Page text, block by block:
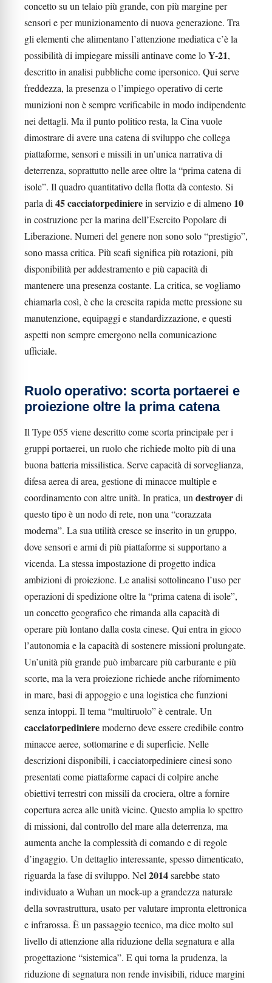
concetto su un telaio più grande, con più margine per
sensori e per munizionamento di nuova generazione. Tra
gli elementi che alimentano l’attenzione mediatica c’è la
possibilità di impiegare missili antinave come loY-21,
descritto in analisi pubbliche come ipersonico. Qui serve
freddezza, la presenza o l’impiego operativo di certe
munizioni non è sempre verificabile in modo indipendente
nei dettagli. Ma il punto politico resta, la Cina vuole
dimostrare di avere una catena di sviluppo che collega
piattaforme, sensori e missili in un’unica narrativa di
deterrenza, soprattutto nelle aree oltre la “prima catena di
isole”. Il quadro quantitativo della flotta dà contesto. Si
parla di 45 cacciatorpedinierein servizio e di almeno 10
in costruzione per la marina dell’Esercito Popolare di
Liberazione. Numeri del genere non sono solo “prestigio”,
sono massa critica. Più scafi significa più rotazioni, più
disponibilità per addestramento e più capacità di
mantenere una presenza costante. La critica, se vogliamo
chiamarla così, è che la crescita rapida mette pressione su
manutenzione, equipaggi e standardizzazione, e questi
aspetti non sempre emergono nella comunicazione
ufficiale.
Ruolo operativo: scorta portaerei e
proiezione oltre la prima catena
Il Type 055 viene descritto come scorta principale per i
gruppi portaerei, un ruolo che richiede molto più di una
buona batteria missilistica. Serve capacità di sorveglianza,
difesa aerea di area, gestione di minacce multiple e
coordinamento con altre unità. In pratica, un destroyerdi
questo tipo è un nodo di rete, non una “corazzata
moderna”. La sua utilità cresce se inserito in un gruppo,
dove sensori e armi di più piattaforme si supportano a
vicenda. La stessa impostazione di progetto indica
ambizioni di proiezione. Le analisi sottolineano l’uso per
operazioni di spedizione oltre la “prima catena di isole”,
un concetto geografico che rimanda alla capacità di
operare più lontano dalla costa cinese. Qui entra in gioco
l’autonomia e la capacità di sostenere missioni prolungate.
Un’unità più grande può imbarcare più carburante e più
scorte, ma la vera proiezione richiede anche rifornimento
in mare, basi di appoggio e una logistica che funzioni
senza intoppi. Il tema “multiruolo” è centrale. Un
cacciatorpedinieremoderno deve essere credibile contro
minacce aeree, sottomarine e di superficie. Nelle
descrizioni disponibili, i cacciatorpediniere cinesi sono
presentati come piattaforme capaci di colpire anche
obiettivi terrestri con missili da crociera, oltre a fornire
copertura aerea alle unità vicine. Questo amplia lo spettro
di missioni, dal controllo del mare alla deterrenza, ma
aumenta anche la complessità di comando e di regole
d’ingaggio. Un dettaglio interessante, spesso dimenticato,
riguarda la fase di sviluppo. Nel 2014sarebbe stato
individuato a Wuhan un mock-up a grandezza naturale
della sovrastruttura, usato per valutare impronta elettronica
e infrarossa. È un passaggio tecnico, ma dice molto sul
livello di attenzione alla riduzione della segnatura e alla
progettazione “sistemica”. E qui torna la prudenza, la
riduzione di segnatura non rende invisibili, riduce margini